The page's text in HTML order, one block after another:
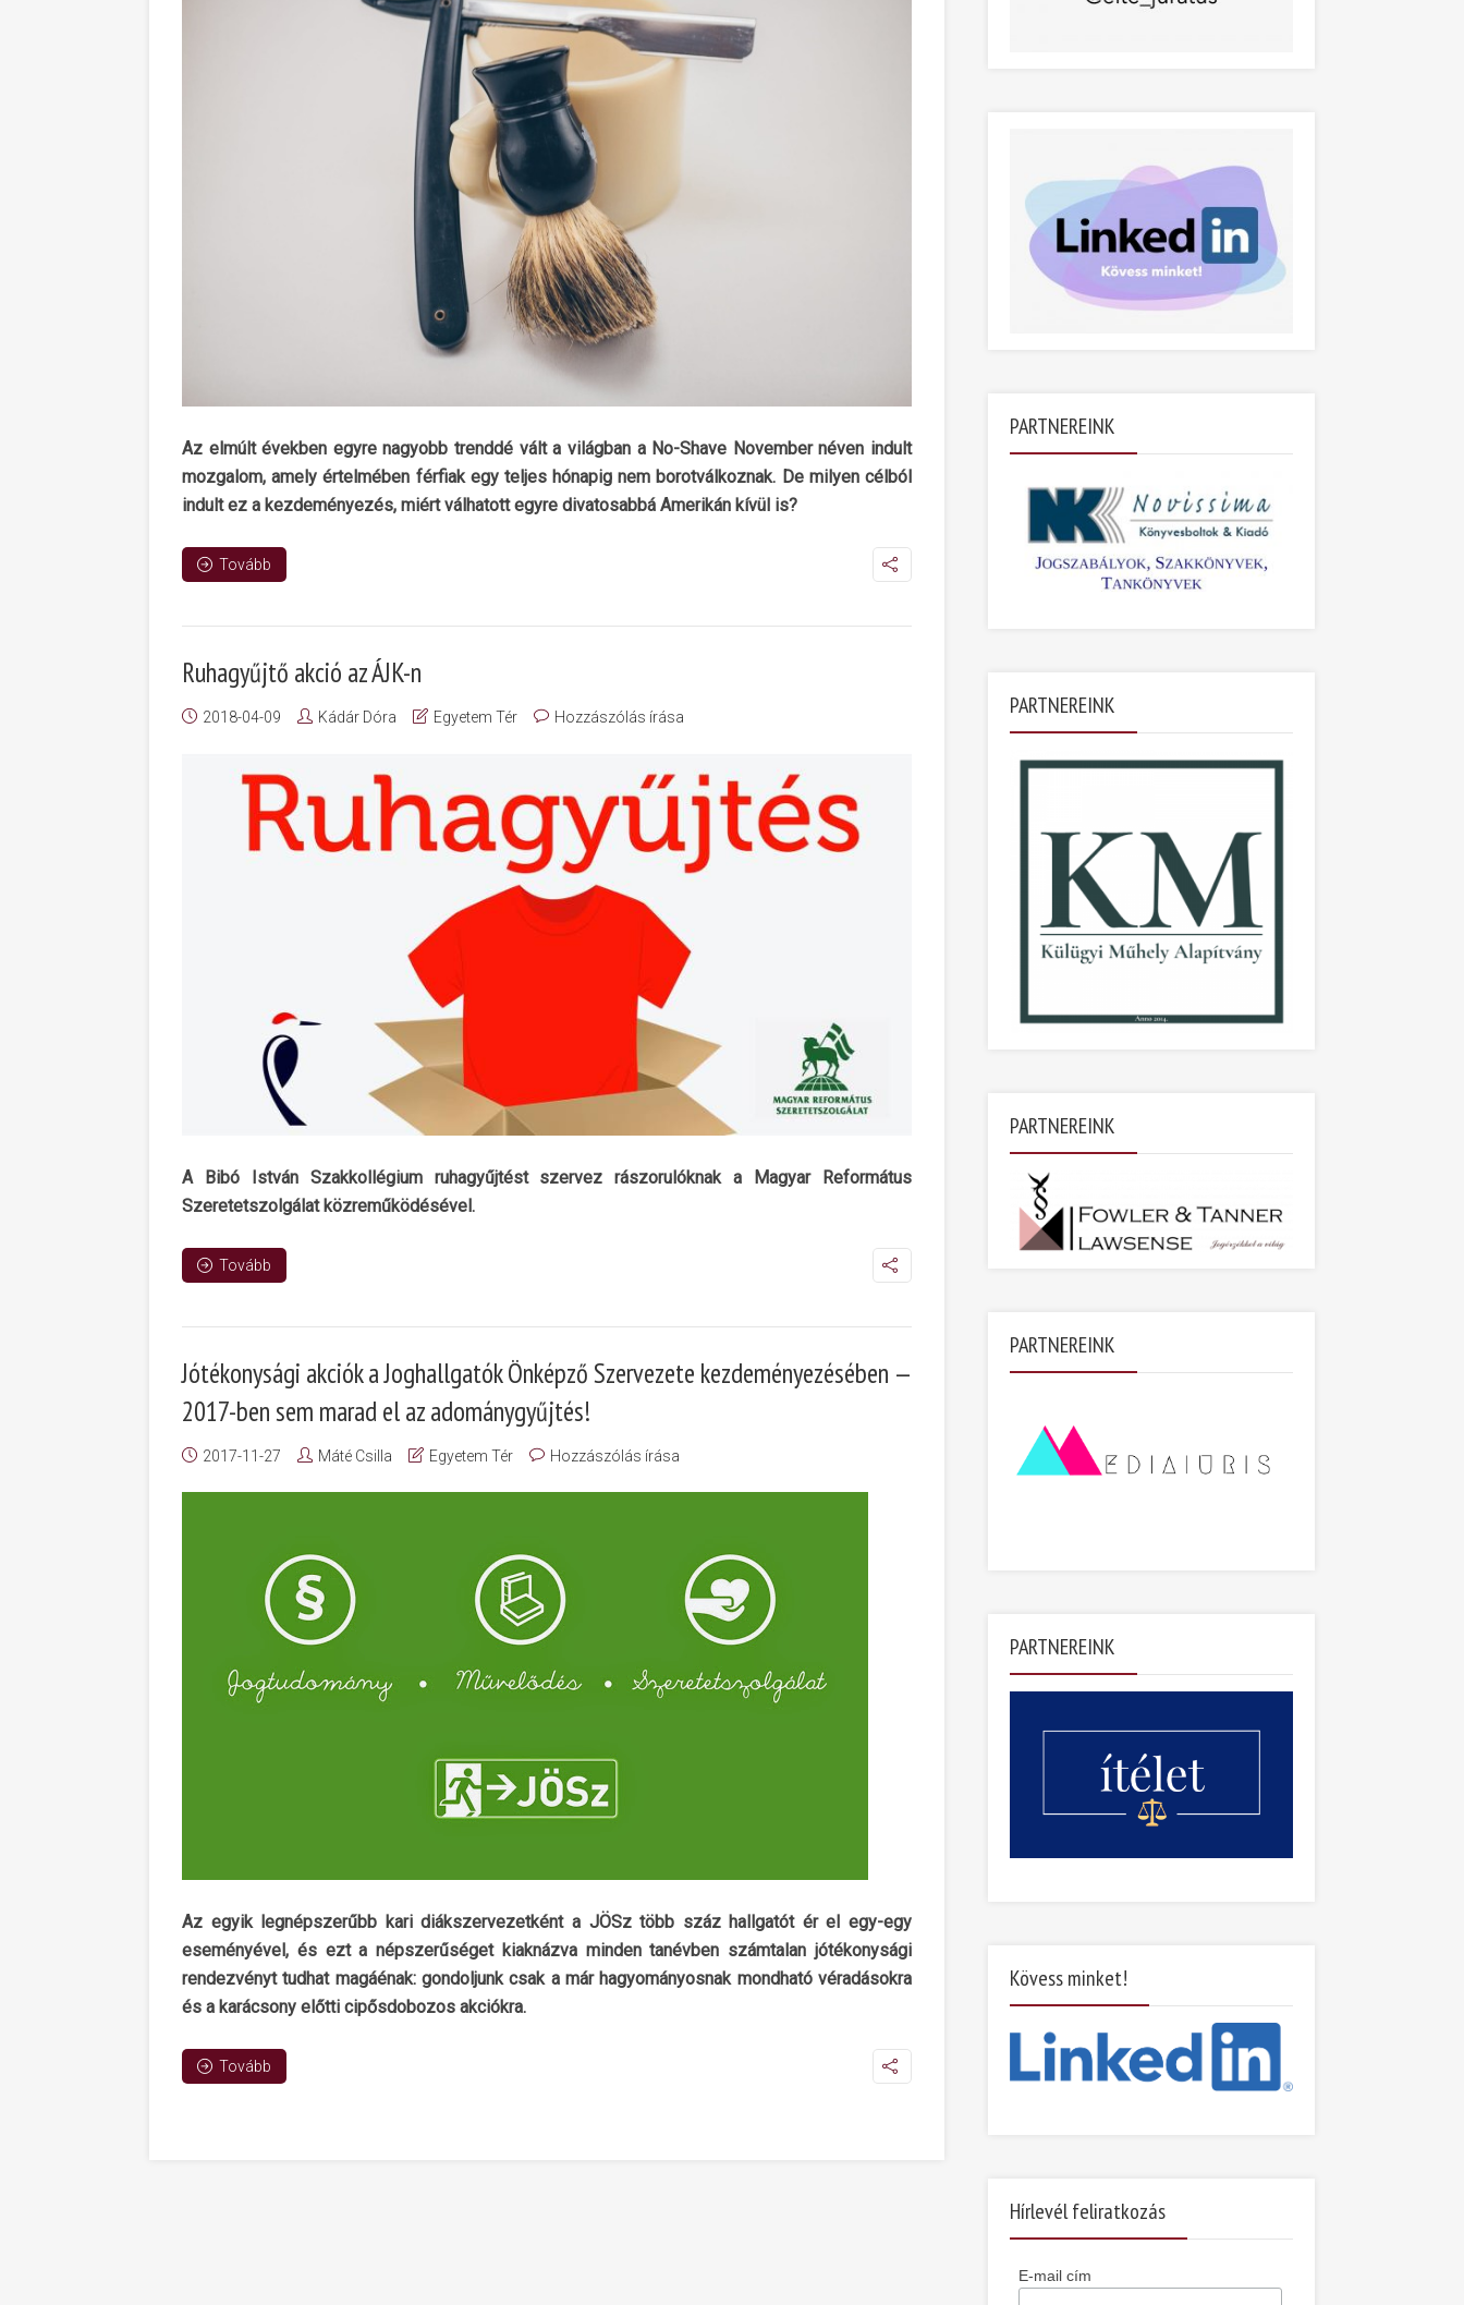
Az elmúlt években egyre nagyobb trenddé vált a világban a No-Shave November néven indult
mozgalom, amely értelmében férfiak egy teljes hónapig nem borotválkoznak. De milyen célból
indult ez a kezdeményezés, miért válhatott egyre divatosabbá Amerikán kívül is?
Tovább
Ruhagyűjtő akció az ÁJK-n
2018-04-09 Kádár Dóra Egyetem Tér Hozzászólás írása
A Bibó István Szakkollégium ruhagyűjtést szervez rászorulóknak a Magyar Református
Szeretetszolgálat közreműködésével.
Tovább
Jótékonysági akciók a Joghallgatók Önképző Szervezete kezdeményezésében —
2017-ben sem marad el az adománygyűjtés!
2017-11-27 Máté Csilla Egyetem Tér Hozzászólás írása
Az egyik legnépszerűbb kari diákszervezetként a JÖSz több száz hallgatót ér el egy-egy
eseményével, és ezt a népszerűséget kiaknázva minden tanévben számtalan jótékonysági
rendezvényt tudhat magáénak: gondoljunk csak a már hagyományosnak mondható véradásokra
és a karácsony előtti cipősdobozos akciókra.
Tovább
PARTNEREINK
PARTNEREINK
PARTNEREINK
PARTNEREINK
PARTNEREINK
Kövess minket!
Hírlevél feliratkozás
E-mail cím